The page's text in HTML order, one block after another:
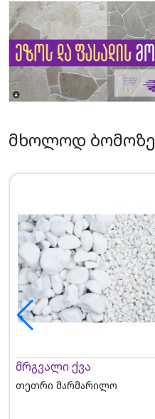
მხოლოდ ბომოზე
მრგვალი ქვა
თეთრი მარმარილო